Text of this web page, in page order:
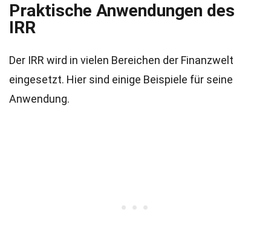
Praktische Anwendungen des
IRR
Der IRR wird in vielen Bereichen der Finanzwelt
eingesetzt. Hier sind einige Beispiele für seine
Anwendung.